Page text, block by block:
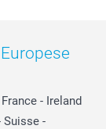
France - Ireland
Suisse -